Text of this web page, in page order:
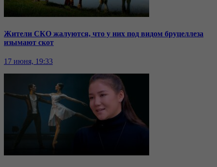
Жители СКО жалуются, что у них под видом бруцеллеза
изымают скот
17 июня, 19:33